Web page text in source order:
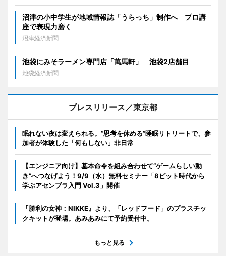
沼津の小中学生が地域情報誌「うらっち」制作へ プロ講
座で表現力磨く
沼津経済新聞
池袋にみそラーメン専門店「萬馬軒」 池袋2店舗目
池袋経済新聞
プレスリリース／東京都
眠れない夜は変えられる。“思考を休める”睡眠リトリートで、参
加者が体験した「何もしない」非日常
【エンジニア向け】基本命令を組み合わせて“ゲームらしい動
き”へつなげよう！9/9（水）無料セミナー「8ビット時代から
学ぶアセンブラ入門 Vol.3」開催
『勝利の女神：NIKKE』より、「レッドフード」のプラスチッ
クキットが登場。あみあみにて予約受付中。
もっと見る